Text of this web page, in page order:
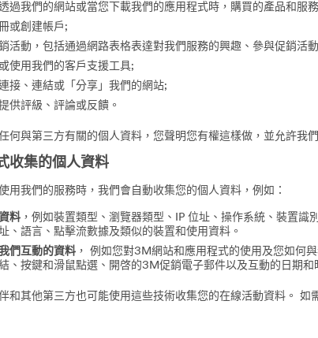
過我們的網站或當您下載我們的應用程式時，購買的產品和服
或創建帳戶;
活動，包括通過網路表格表達對我們服務的興趣、參與促銷活
使用我們的客戶支援工具;
接、連結或「分享」我們的網站;
供評級、評論或反饋。
何與第三方有關的個人資料，您聲明您有權這樣做，並允許我
收集的個人資料
用我們的服務時，我們會自動收集您的個人資料，例如：
料 ，例如裝置類型、瀏覽器類型、IP 位址、操作系統、裝置
、語言、點擊流數據及類似的裝置和使用資料。
們互動的資料 ， 例如您對3M網站和應用程式的使用及您如何
、按鍵和滑鼠點選、開啓的3M促銷電子郵件以及互動的日期和
和其他第三方也可能使用這些技術收集您的在線活動資料。 如